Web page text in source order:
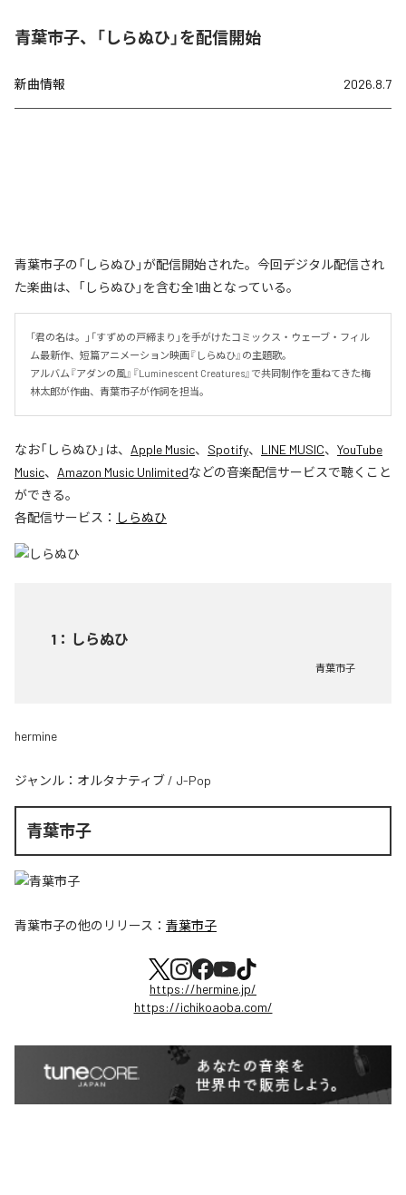
青葉市子、「しらぬひ」を配信開始
新曲情報 2026.8.7
青葉市子の「しらぬひ」が配信開始された。今回デジタル配信され
た楽曲は、「しらぬひ」を含む全1曲となっている。
「君の名は。」「すずめの戸締まり」を手がけたコミックス・ウェーブ・フィル
ム最新作、短篇アニメーション映画『しらぬひ』の主題歌。
アルバム『アダンの風』『Luminescent Creatures』で共同制作を重ねてきた梅
林太郎が作曲、青葉市子が作詞を担当。
なお「しらぬひ 」は、 Apple Music、 Spotify、 LINE MUSIC、 YouTube
Music、 Amazon Music Unlimitedなどの音楽配信サービスで聴くこと
ができる。
各配信サービス： しらぬひ
1 ： しらぬひ
青葉市子
hermine
ジャンル： オルタナティブ / J-Pop
青葉市子
青葉市子の他のリリース： 青葉市子
https://hermine.jp/
https://ichikoaoba.com/